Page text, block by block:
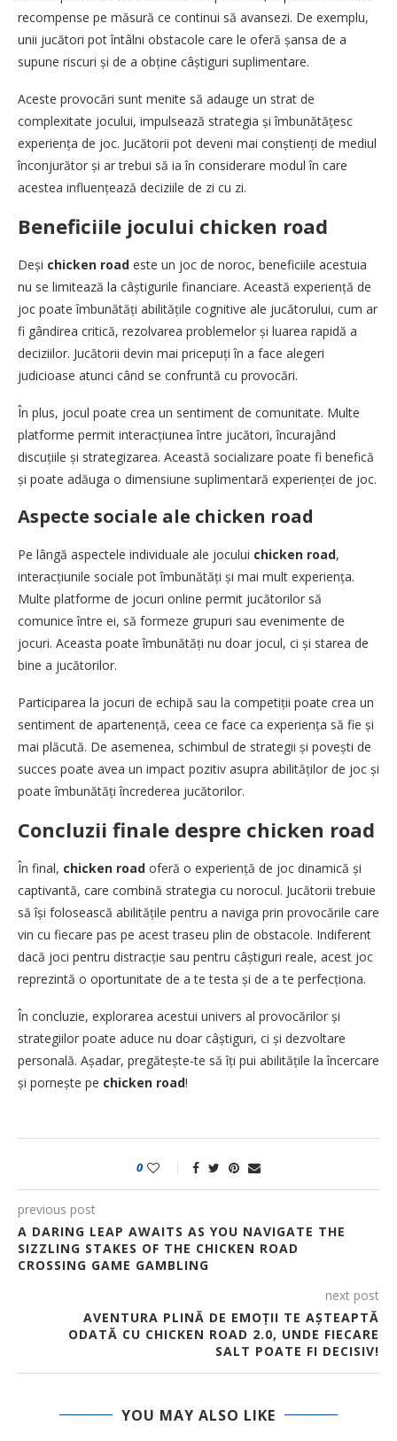
recompense pe măsură ce continui să avansezi. De exemplu,
unii jucători pot întâlni obstacole care le oferă șansa de a
supune riscuri și de a obține câștiguri suplimentare.
Aceste provocări sunt menite să adauge un strat de
complexitate jocului, impulsează strategia și îmbunătățesc
experiența de joc. Jucătorii pot deveni mai conștienți de mediul
înconjurător și ar trebui să ia în considerare modul în care
acestea influențează deciziile de zi cu zi.
Beneficiile jocului chicken road
Deși chicken road este un joc de noroc, beneficiile acestuia
nu se limitează la câștigurile financiare. Această experiență de
joc poate îmbunătăți abilitățile cognitive ale jucătorului, cum ar
fi gândirea critică, rezolvarea problemelor și luarea rapidă a
deciziilor. Jucătorii devin mai pricepuți în a face alegeri
judicioase atunci când se confruntă cu provocări.
În plus, jocul poate crea un sentiment de comunitate. Multe
platforme permit interacțiunea între jucători, încurajând
discuțiile și strategizarea. Această socializare poate fi benefică
și poate adăuga o dimensiune suplimentară experienței de joc.
Aspecte sociale ale chicken road
Pe lângă aspectele individuale ale jocului chicken road,
interacțiunile sociale pot îmbunătăți și mai mult experiența.
Multe platforme de jocuri online permit jucătorilor să
comunice între ei, să formeze grupuri sau evenimente de
jocuri. Aceasta poate îmbunătăți nu doar jocul, ci și starea de
bine a jucătorilor.
Participarea la jocuri de echipă sau la competiții poate crea un
sentiment de apartenență, ceea ce face ca experiența să fie și
mai plăcută. De asemenea, schimbul de strategii și povești de
succes poate avea un impact pozitiv asupra abilităților de joc și
poate îmbunătăți încrederea jucătorilor.
Concluzii finale despre chicken road
În final, chicken road oferă o experiență de joc dinamică și
captivantă, care combină strategia cu norocul. Jucătorii trebuie
să își folosească abilitățile pentru a naviga prin provocările care
vin cu fiecare pas pe acest traseu plin de obstacole. Indiferent
dacă joci pentru distracție sau pentru câștiguri reale, acest joc
reprezintă o oportunitate de a te testa și de a te perfecționa.
În concluzie, explorarea acestui univers al provocărilor și
strategiilor poate aduce nu doar câștiguri, ci și dezvoltare
personală. Așadar, pregătește-te să îți pui abilitățile la încercare
și pornește pe chicken road!
0
previous post
A DARING LEAP AWAITS AS YOU NAVIGATE THE
SIZZLING STAKES OF THE CHICKEN ROAD
CROSSING GAME GAMBLING
next post
AVENTURA PLINĂ DE EMOȚII TE AȘTEAPTĂ
ODATĂ CU CHICKEN ROAD 2.0, UNDE FIECARE
SALT POATE FI DECISIV!
YOU MAY ALSO LIKE